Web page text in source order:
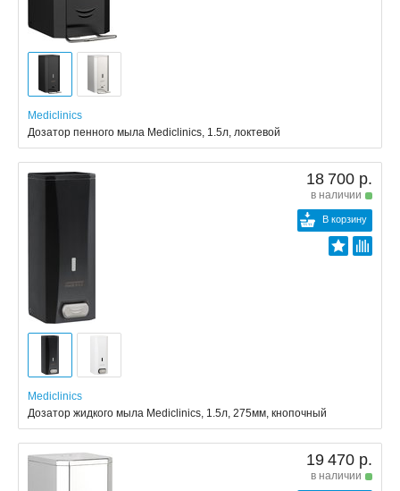
Mediclinics
Дозатор пенного мыла Mediclinics, 1.5л, локтевой
18 700 р.
в наличии
В корзину
Mediclinics
Дозатор жидкого мыла Mediclinics, 1.5л, 275мм, кнопочный
19 470 р.
в наличии